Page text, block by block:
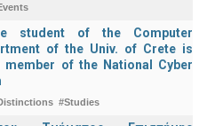
student of the Computer
of the Univ. of Crete is
member of the National Cyber
#Studies